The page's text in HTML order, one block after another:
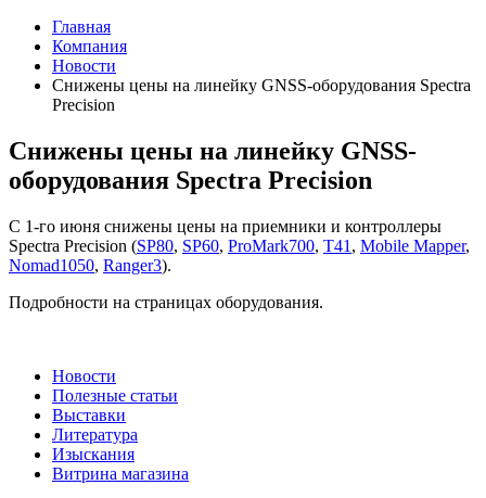
Главная
Компания
Новости
Снижены цены на линейку GNSS-оборудования Spectra
Precision
Снижены цены на линейку GNSS-
оборудования Spectra Precision
С 1-го июня снижены цены на приемники и контроллеры
Spectra Precision (SP80, SP60, ProMark700, T41 , Mobile Mapper,
Nomad1050, Ranger3).
Подробности на страницах оборудования.
Новости
Полезные статьи
Выставки
Литература
Изыскания
Витрина магазина